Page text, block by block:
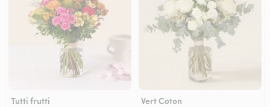
Tutti frutti Vert Coton